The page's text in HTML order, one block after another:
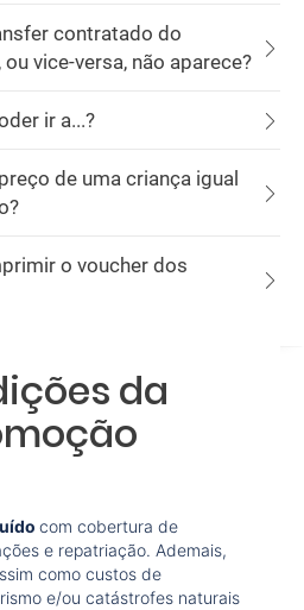
contratado do
vice-versa, não aparece?
ir a...?
de uma criança igual
o voucher dos
da
com cobertura de
e repatriação. Ademais,
como custos de
e/ou catástrofes naturais